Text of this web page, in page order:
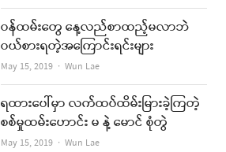
ဝန်ထမ်းတွေ နေ့လည်စာထည့်မလာဘဲ
ဝယ်စားရတဲ့အကြောင်းရင်းများ
May 15, 2019 Author
Wun Lae
ရထားပေါ်မှာ လက်ထပ်ထိမ်းမြားခဲ့ကြတဲ့
စစ်မှုထမ်းဟောင်း မ နဲ့ မောင် စုံတွဲ
May 15, 2019 Author
Wun Lae